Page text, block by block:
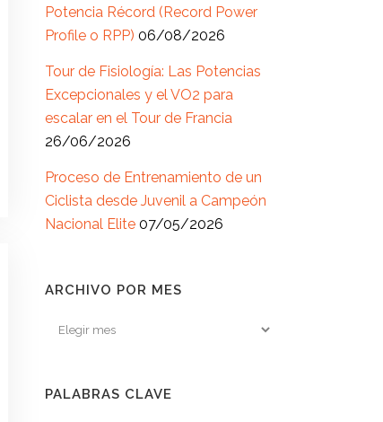
Potencia Récord (Record Power
Profile o RPP) 06/08/2026
Tour de Fisiología: Las Potencias
Excepcionales y el VO2 para
escalar en el Tour de Francia
26/06/2026
Proceso de Entrenamiento de un
Ciclista desde Juvenil a Campeón
Nacional Elite 07/05/2026
ARCHIVO POR MES
Archivo
PALABRAS CLAVE